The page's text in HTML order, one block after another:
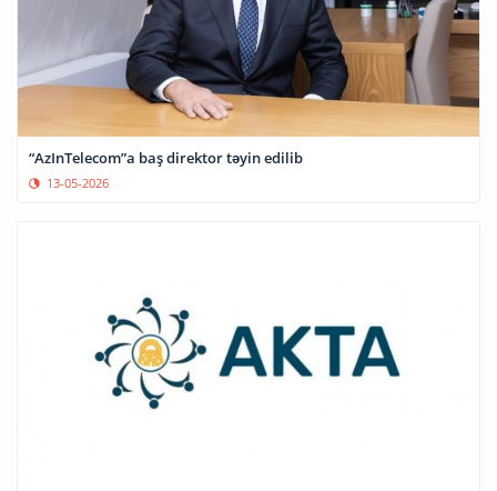
“AzInTelecom”a baş direktor təyin edilib
13-05-2026